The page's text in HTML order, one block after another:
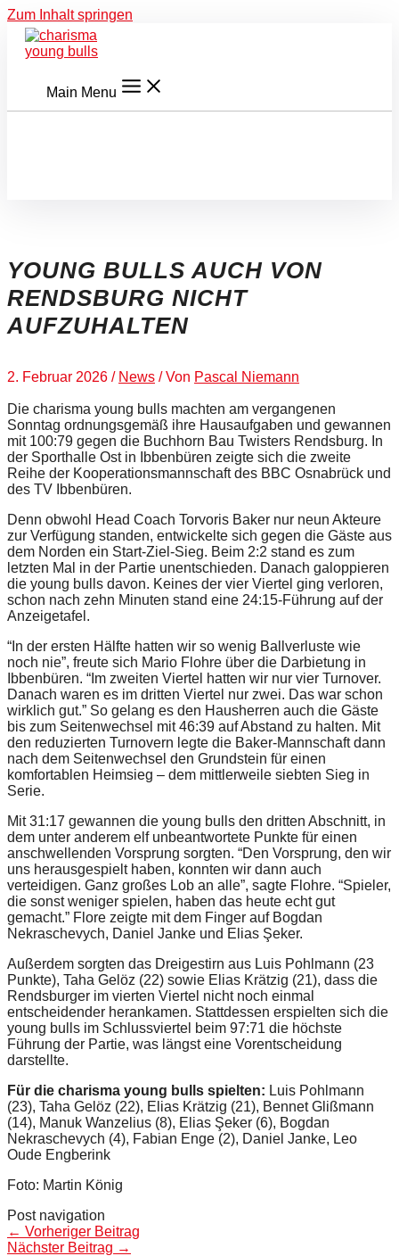
Zum Inhalt springen
Main Menu
YOUNG BULLS AUCH VON
RENDSBURG NICHT
AUFZUHALTEN
2. Februar 2026 / News / Von Pascal Niemann
Die charisma young bulls machten am vergangenen
Sonntag ordnungsgemäß ihre Hausaufgaben und gewannen
mit 100:79 gegen die Buchhorn Bau Twisters Rendsburg. In
der Sporthalle Ost in Ibbenbüren zeigte sich die zweite
Reihe der Kooperationsmannschaft des BBC Osnabrück und
des TV Ibbenbüren.
Denn obwohl Head Coach Torvoris Baker nur neun Akteure
zur Verfügung standen, entwickelte sich gegen die Gäste aus
dem Norden ein Start-Ziel-Sieg. Beim 2:2 stand es zum
letzten Mal in der Partie unentschieden. Danach galoppieren
die young bulls davon. Keines der vier Viertel ging verloren,
schon nach zehn Minuten stand eine 24:15-Führung auf der
Anzeigetafel.
“In der ersten Hälfte hatten wir so wenig Ballverluste wie
noch nie”, freute sich Mario Flohre über die Darbietung in
Ibbenbüren. “Im zweiten Viertel hatten wir nur vier Turnover.
Danach waren es im dritten Viertel nur zwei. Das war schon
wirklich gut.” So gelang es den Hausherren auch die Gäste
bis zum Seitenwechsel mit 46:39 auf Abstand zu halten. Mit
den reduzierten Turnovern legte die Baker-Mannschaft dann
nach dem Seitenwechsel den Grundstein für einen
komfortablen Heimsieg – dem mittlerweile siebten Sieg in
Serie.
Mit 31:17 gewannen die young bulls den dritten Abschnitt, in
dem unter anderem elf unbeantwortete Punkte für einen
anschwellenden Vorsprung sorgten. “Den Vorsprung, den wir
uns herausgespielt haben, konnten wir dann auch
verteidigen. Ganz großes Lob an alle”, sagte Flohre. “Spieler,
die sonst weniger spielen, haben das heute echt gut
gemacht.” Flore zeigte mit dem Finger auf Bogdan
Nekraschevych, Daniel Janke und Elias Şeker.
Außerdem sorgten das Dreigestirn aus Luis Pohlmann (23
Punkte), Taha Gelöz (22) sowie Elias Krätzig (21), dass die
Rendsburger im vierten Viertel nicht noch einmal
entscheidender herankamen. Stattdessen erspielten sich die
young bulls im Schlussviertel beim 97:71 die höchste
Führung der Partie, was längst eine Vorentscheidung
darstellte.
Für die charisma young bulls spielten: Luis Pohlmann
(23), Taha Gelöz (22), Elias Krätzig (21), Bennet Glißmann
(14), Manuk Wanzelius (8), Elias Şeker (6), Bogdan
Nekraschevych (4), Fabian Enge (2), Daniel Janke, Leo
Oude Engberink
Foto: Martin König
Post navigation
← Vorheriger Beitrag
Nächster Beitrag →